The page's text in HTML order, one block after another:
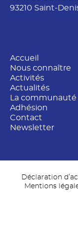
93210 Saint-
Accueil
Nous connaître
Activités
Actualités
La communauté
Adhésion
Contact
Newsletter
Déclaration
Mentions